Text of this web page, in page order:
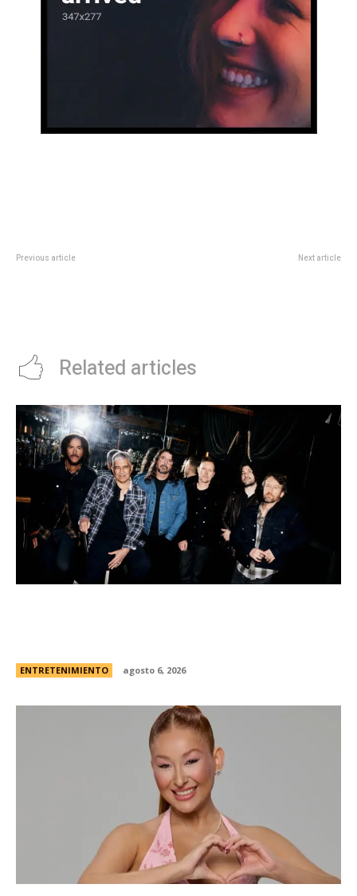
Previous article Next article
Related articles
ENTRETENIMIENTO agosto 6, 2026